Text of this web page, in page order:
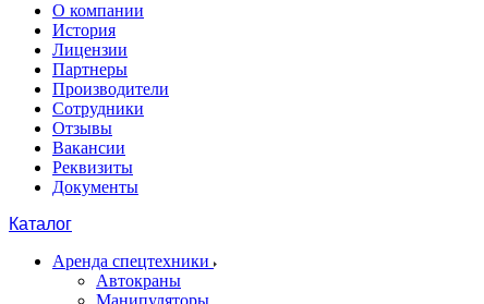
О компании
История
Лицензии
Партнеры
Производители
Сотрудники
Отзывы
Вакансии
Реквизиты
Документы
Каталог
Аренда спецтехники
Автокраны
Манипуляторы